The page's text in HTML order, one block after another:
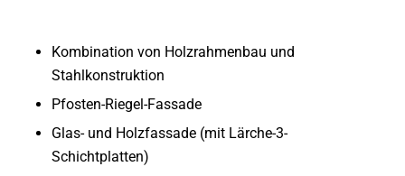
Kombination von Holzrahmenbau und
Stahlkonstruktion
Pfosten-Riegel-Fassade
Glas- und Holzfassade (mit Lärche-3-
Schichtplatten)